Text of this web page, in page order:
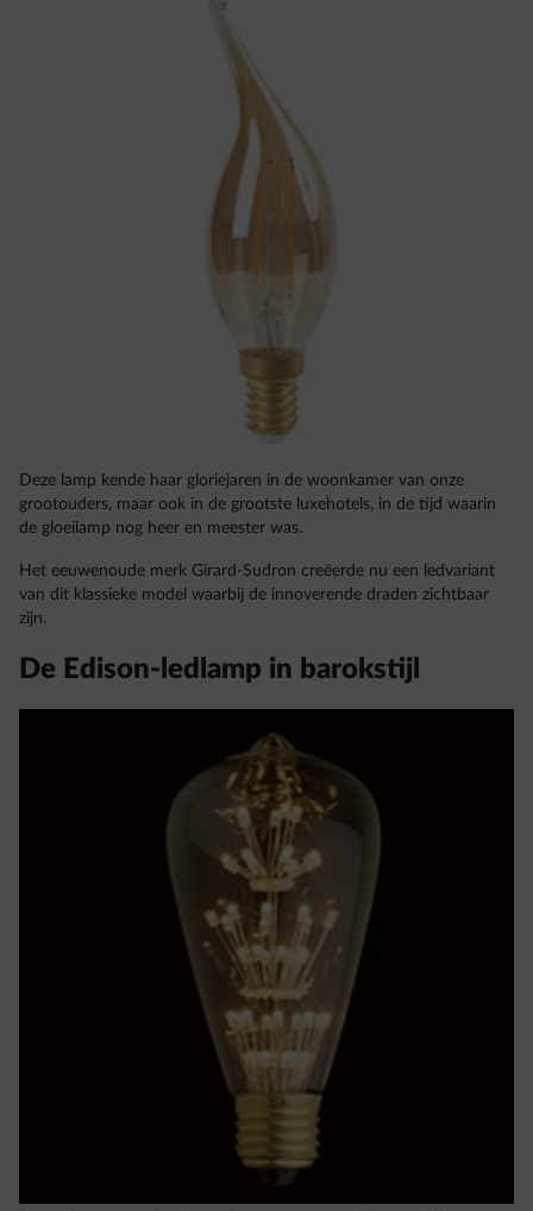
Deze lamp kende haar gloriejaren in de woonkamer van onze
grootouders, maar ook in de grootste luxehotels, in de tijd waarin
de gloeilamp nog heer en meester was.
Het eeuwenoude merk Girard-Sudron creëerde nu een ledvariant
van dit klassieke model waarbij de innoverende draden zichtbaar
zijn.
De Edison-ledlamp in barokstijl